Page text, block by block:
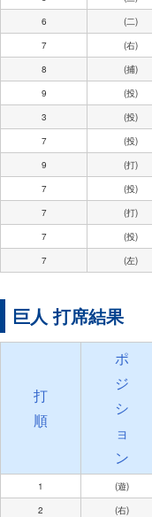
6
(二)
7
(右)
8
(捕)
9
(投)
3
(投)
7
(投)
9
(打)
7
(投)
7
(打)
7
(投)
7
(左)
巨人 打席結果
打
順
ポ
ジ
シ
ョ
ン
1 (遊)
2
(右)